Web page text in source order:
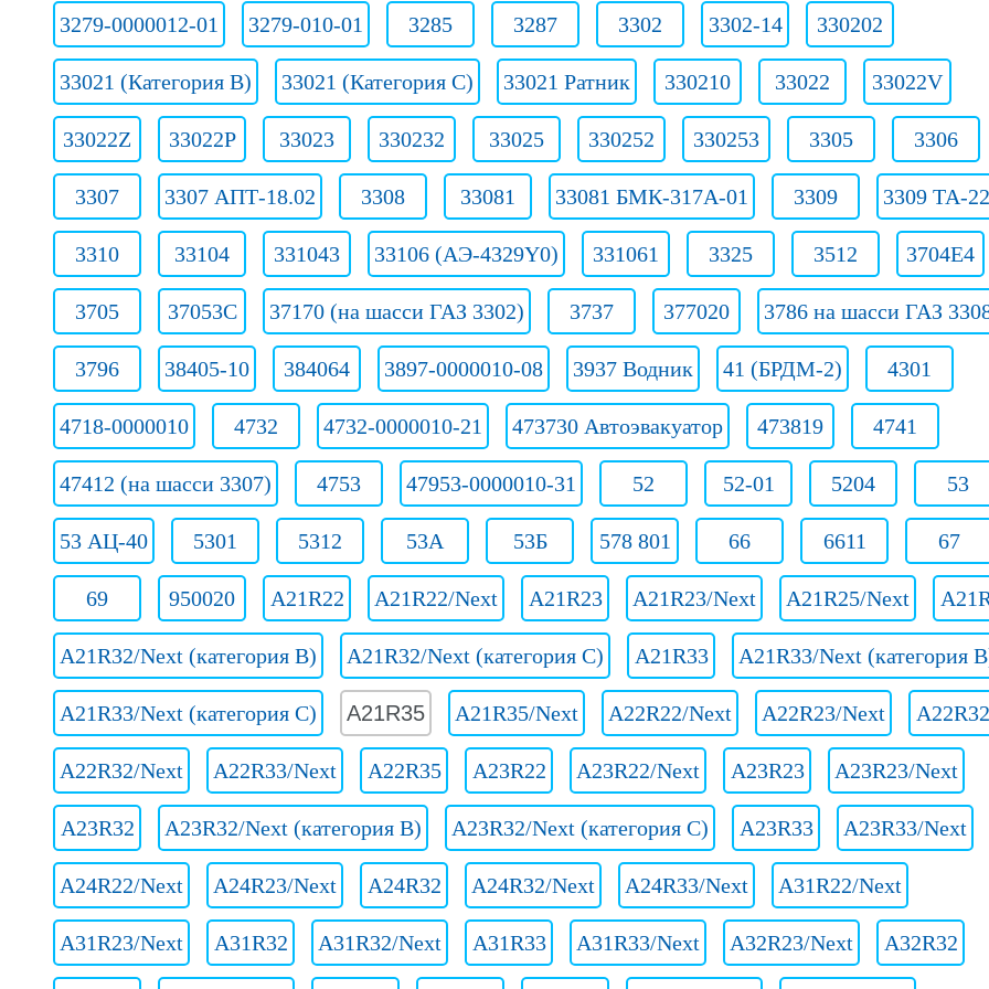
3279-0000012-01 3279-010-01 3285 3287 3302 3302-14 330202
33021 (Категория B) 33021 (Категория C) 33021 Ратник 330210 33022 33022V
33022Z 33022Р 33023 330232 33025 330252 330253 3305 3306
3307 3307 АПТ-18.02 3308 33081 33081 БМК-317А-01 3309 3309 ТА-22
3310 33104 331043 33106 (АЭ-4329Y0) 331061 3325 3512 3704Е4
3705 37053С 37170 (на шасси ГАЗ 3302) 3737 377020 3786 на шасси ГАЗ
3796 38405-10 384064 3897-0000010-08 3937 Водник 41 (БРДМ-2) 4301
4718-0000010 4732 4732-0000010-21 473730 Автоэвакуатор 473819 4741
47412 (на шасси 3307) 4753 47953-0000010-31 52 52-01 5204 53
53 АЦ-40 5301 5312 53А 53Б 578 801 66 6611 67
69 950020 A21R22 A21R22/Next A21R23 A21R23/Next A21R25/Next
A21R32/Next (категория B) A21R32/Next (категория C) A21R33 A21R33/Next (категория
A21R33/Next (категория C) A21R35 A21R35/Next A22R22/Next A22R23/Next A22R32
A22R32/Next A22R33/Next A22R35 A23R22 A23R22/Next A23R23 A23R23/Next
A23R32 A23R32/Next (категория B) A23R32/Next (категория C) A23R33 A23R33/Next
A24R22/Next A24R23/Next A24R32 A24R32/Next A24R33/Next A31R22/Next
A31R23/Next A31R32 A31R32/Next A31R33 A31R33/Next A32R23/Next A32R32